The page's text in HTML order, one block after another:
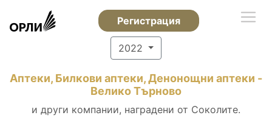
Регистрация
2022
Аптеки, Билкови аптеки, Денонощни аптеки -
Велико Търново
и други компании, наградени от Соколите.